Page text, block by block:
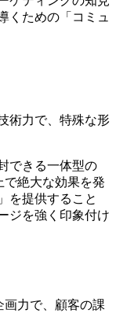
くための「コミュ
術力で、特殊な形
できる一体型の
絶大な効果を発
を提供すること
ジを強く印象付け
力で、顧客の課